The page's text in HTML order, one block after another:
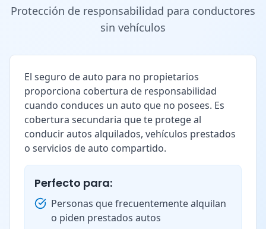
Protección de responsabilidad para conductores
sin vehículos
El seguro de auto para no propietarios
proporciona cobertura de responsabilidad
cuando conduces un auto que no posees. Es
cobertura secundaria que te protege al
conducir autos alquilados, vehículos prestados
o servicios de auto compartido.
Perfecto para:
Personas que frecuentemente alquilan
o piden prestados autos